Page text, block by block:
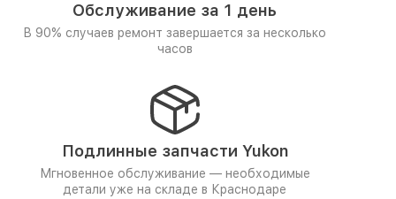
Обслуживание за 1 день
В 90% случаев ремонт завершается за несколько
часов
Подлинные запчасти Yukon
Мгновенное обслуживание — необходимые
детали уже на складе в Краснодаре